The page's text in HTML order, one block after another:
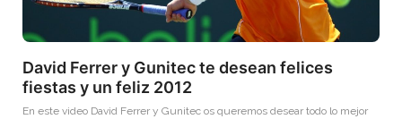
David Ferrer y Gunitec te desean felices
fiestas y un feliz 2012
En este video David Ferrer y Gunitec os queremos desear todo lo mejor